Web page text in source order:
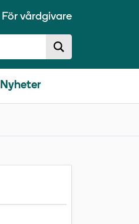
För vårdgivare
Sök
Nyheter